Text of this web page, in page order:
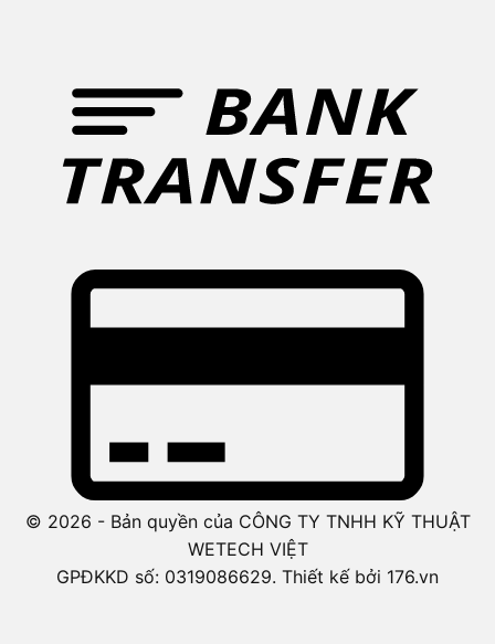
© 2026 - Bản quyền của CÔNG TY TNHH KỸ THUẬT
WETECH VIỆT
GPĐKKD số: 0319086629. Thiết kế bởi 176.vn